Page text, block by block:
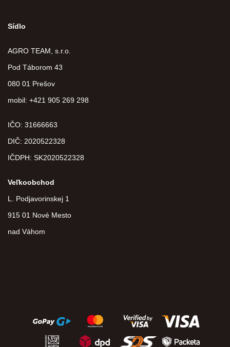
Sídlo
AGRO TEAM, s.r.o.
Pod Táborom 43
080 01 Prešov
mobil: +421 905 269 298
IČO: 31666663
DIČ: 2020522328
IČDPH: SK2020522328
Veľkoobchod
L. Podjavorinskej 1
915 01 Nové Mesto
nad Váhom